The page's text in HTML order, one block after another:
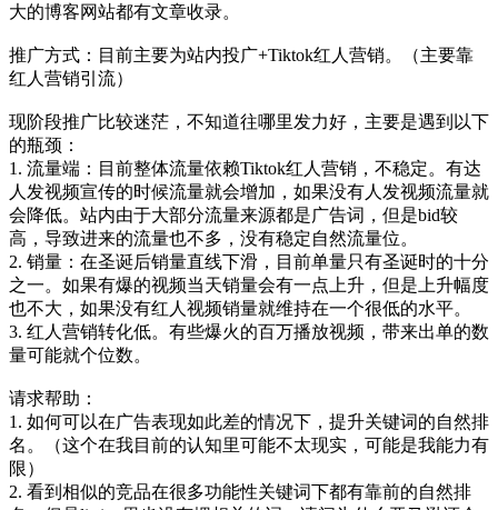
大的博客网站都有文章收录。
推广方式：目前主要为站内投广+Tiktok红人营销。（主要靠
红人营销引流）
现阶段推广比较迷茫，不知道往哪里发力好，主要是遇到以下
的瓶颈：
1. 流量端：目前整体流量依赖Tiktok红人营销，不稳定。有达
人发视频宣传的时候流量就会增加，如果没有人发视频流量就
会降低。站内由于大部分流量来源都是广告词，但是bid较
高，导致进来的流量也不多，没有稳定自然流量位。
2. 销量：在圣诞后销量直线下滑，目前单量只有圣诞时的十分
之一。如果有爆的视频当天销量会有一点上升，但是上升幅度
也不大，如果没有红人视频销量就维持在一个很低的水平。
3. 红人营销转化低。有些爆火的百万播放视频，带来出单的数
量可能就个位数。
请求帮助：
1. 如何可以在广告表现如此差的情况下，提升关键词的自然排
名。（这个在我目前的认知里可能不太现实，可能是我能力有
限）
2. 看到相似的竞品在很多功能性关键词下都有靠前的自然排